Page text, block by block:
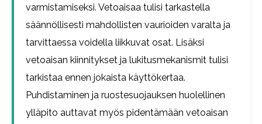
varmistamiseksi. Vetoaisaa tulisi tarkastella
säännöllisesti mahdollisten vaurioiden varalta ja
tarvittaessa voidella liikkuvat osat. Lisäksi
vetoaisan kiinnitykset ja lukitusmekanismit tulisi
tarkistaa ennen jokaista käyttökertaa.
Puhdistaminen ja ruostesuojauksen huolellinen
ylläpito auttavat myös pidentämään vetoaisan